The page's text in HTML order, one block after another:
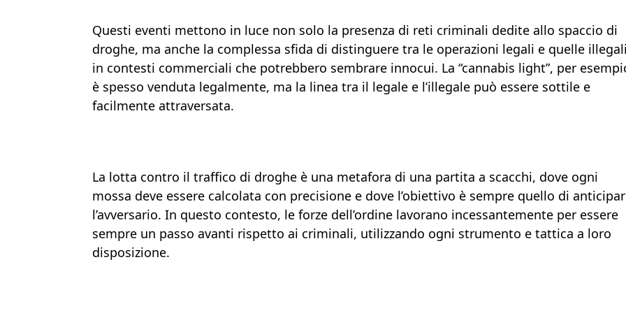
Questi eventi mettono in luce non solo la presenza di reti criminali dedite allo spaccio di
droghe, ma anche la complessa sfida di distinguere tra le operazioni legali e quelle
in contesti commerciali che potrebbero sembrare innocui. La “cannabis light”, per
è spesso venduta legalmente, ma la linea tra il legale e l’illegale può essere sottile e
facilmente attraversata.
La lotta contro il traffico di droghe è una metafora di una partita a scacchi, dove ogni
mossa deve essere calcolata con precisione e dove l’obiettivo è sempre quello di
l’avversario. In questo contesto, le forze dell’ordine lavorano incessantemente per essere
sempre un passo avanti rispetto ai criminali, utilizzando ogni strumento e tattica a loro
disposizione.